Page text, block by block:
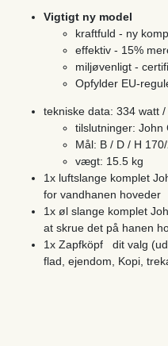
Vigtigt ny model
kraftfuld - ny
effektiv - 15%
miljøvenligt -
Opfylder EU-
tekniske data: 334 watt
tilslutninger: John
Mål: B / D / H
vægt: 15.5 kg
1x luftslange komplet
for vandhanen hoveder
1x øl slange komplet
at skrue det på hanen
1x Zapfköpf dit valg
flad, ejendom, Kopi,